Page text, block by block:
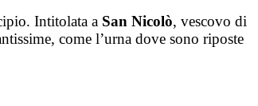
Intitolata a San Nicolò, vescovo di
come l’urna dove sono riposte